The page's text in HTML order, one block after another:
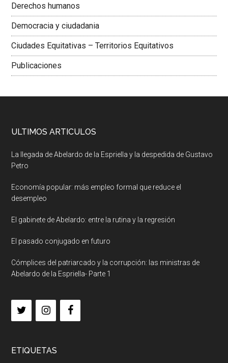
Derechos humanos
Democracia y ciudadania
Ciudades Equitativas – Territorios Equitativos
Publicaciones
ULTIMOS ARTICULOS
La llegada de Abelardo de la Espriella y la despedida de Gustavo
Petro
Economía popular: más empleo formal que reduce el
desempleo
El gabinete de Abelardo: entre la rutina y la regresión
El pasado conjugado en futuro
Cómplices del patriarcado y la corrupción: las ministras de
Abelardo de la Espriella- Parte 1
ETIQUETAS